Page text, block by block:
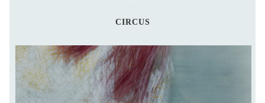
CIRCUS